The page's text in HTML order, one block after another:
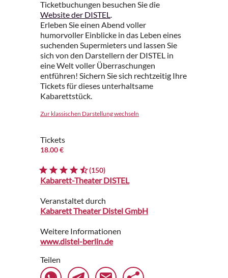
Ticketbuchungen besuchen Sie die
Website der DISTEL.
Erleben Sie einen Abend voller
humorvoller Einblicke in das Leben eines
suchenden Supermieters und lassen Sie
sich von den Darstellern der DISTEL in
eine Welt voller Überraschungen
entführen! Sichern Sie sich rechtzeitig Ihre
Tickets für dieses unterhaltsame
Kabarettstück.
Zur klassischen Darstellung wechseln
Tickets
18.00 €
(150)
Kabarett-Theater DISTEL
Veranstaltet durch
Kabarett Theater Distel GmbH
Weitere Informationen
www.distel-berlin.de
Teilen